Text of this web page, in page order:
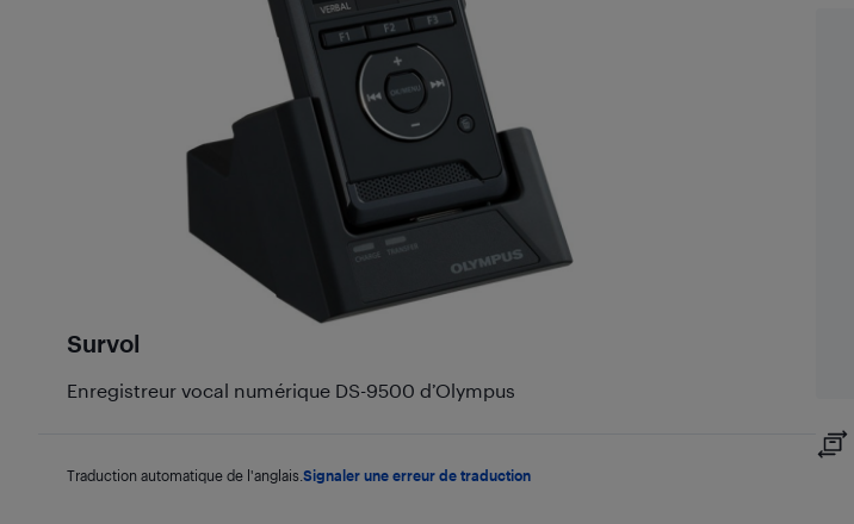
Survol
Enregistreur vocal numérique DS-9500 d’Olympus
Traduction automatique de l'anglais. Signaler une erreur de traduction